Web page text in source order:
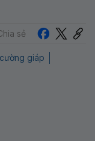
sẻ
giáp